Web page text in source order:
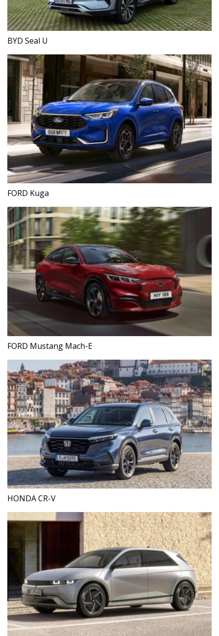
BYD Seal U
FORD Kuga
FORD Mustang Mach-E
HONDA CR-V